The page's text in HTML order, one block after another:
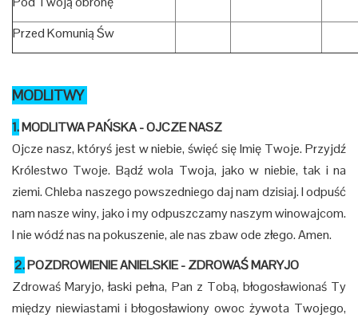
Przed Komunią Św
MODLITWY
1.MODLITWA PAŃSKA - OJCZE NASZ
Ojcze nasz, któryś jest w niebie, święć się Imię Twoje. Przyjdź
Królestwo Twoje. Bądź wola Twoja, jako w niebie, tak i na
ziemi. Chleba naszego powszedniego daj nam dzisiaj. I odpuść
nam nasze winy, jako i my odpuszczamy naszym winowajcom.
I nie wódź nas na pokuszenie, ale nas zbaw ode złego. Amen.
2.POZDROWIENIE ANIELSKIE - ZDROWAŚ MARYJO
Zdrowaś Maryjo, łaski pełna, Pan z Tobą, błogosławionaś Ty
między niewiastami i błogosławiony owoc żywota Twojego,